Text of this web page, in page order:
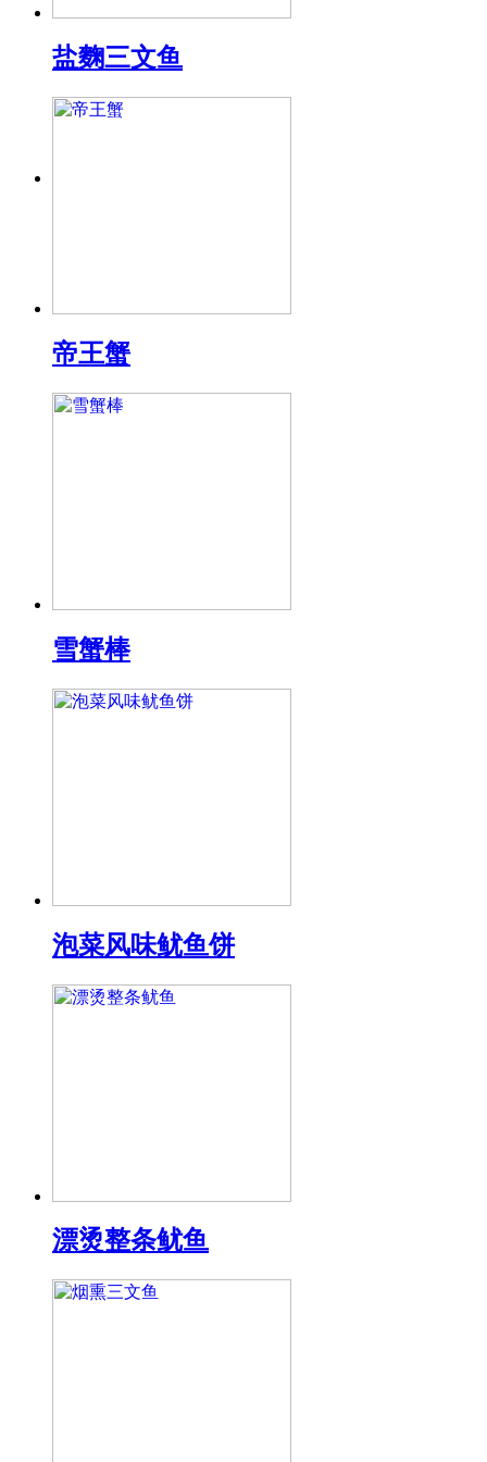
盐麴三文鱼
帝王蟹
雪蟹棒
泡菜风味鱿鱼饼
漂烫整条鱿鱼